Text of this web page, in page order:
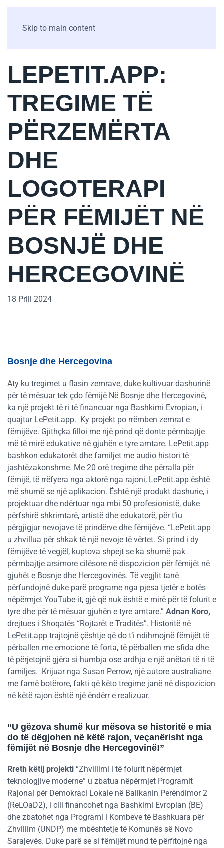
Skip to main content
LEPETIT.APP:
TREGIME TË
PËRZEMËRTA
DHE
LOGOTERAPI
PËR FËMIJËT NË
BOSNJË DHE
HERCEGOVINË
18 Prill 2024
Bosnje dhe Hercegovina
Aty ku tregimet u flasin zemrave, duke kultivuar dashurinë
për të mësuar tek çdo fëmijë Në Bosnje dhe Hercegovinë,
ka një projekt të ri të financuar nga Bashkimi Evropian, i
quajtur LePetit.app. Ky projekt po rrëmben zemrat e
fëmijëve. Gjithçka filloi me një prind që donte përmbajtje
më të mirë edukative në gjuhën e tyre amtare. LePetit.app
bashkon edukatorët dhe familjet me audio histori të
jashtëzakonshme. Me 20 orë tregime dhe përralla për
fëmijë, të rrëfyera nga aktorë nga rajoni, LePetit.app është
më shumë se një aplikacion. Është një produkt dashurie, i
projektuar dhe ndërtuar nga mbi 50 profesionistë, duke
përfshirë shkrimtarë, artistë dhe edukatorë, për t’iu
përgjigjur nevojave të prindërve dhe fëmijëve. “LePetit.app
u zhvillua për shkak të një nevoje të vërtet. Si prind i dy
fëmijëve të vegjël, kuptova shpejt se ka shumë pak
përmbajtje arsimore cilësore në dispozicion për fëmijët në
gjuhët e Bosnje dhe Hercegovinës. Të vegjlit tanë
përfundojnë duke parë programe nga pjesa tjetër e botës
nëpërmjet YouTube-it, gjë që nuk është e mirë për të folurit e
tyre dhe për të mësuar gjuhën e tyre amtare.” Adnan Koro,
drejtues i Shoqatës “Rojtarët e Traditës”. Historitë në
LePetit.app trajtojnë çështje që do t’i ndihmojnë fëmijët të
përballen me emocione të forta, të përballen me sfida dhe
të përjetojnë gjëra si humbja ose ardhja e një anëtari të ri të
familjes. Krijuar nga Susan Perrow, një autore australiane
me famë botërore, fakti që këto tregime janë në dispozicion
në këtë rajon është një ëndërr e realizuar.
“U gëzova shumë kur mësova se historitë e mia
do të dëgjohen në këtë rajon, veçanërisht nga
fëmijët në Bosnje dhe Hercegovinë!”
Rreth këtij projekti “Zhvillimi i të folurit nëpërmjet
teknologjive moderne” u zbatua nëpërmjet Programit
Rajonal për Demokraci Lokale në Ballkanin Perëndimor 2
(ReLOaD2), i cili financohet nga Bashkimi Evropian (BE)
dhe zbatohet nga Programi i Kombeve të Bashkuara për
Zhvillim (UNDP) me mbështetje të Komunës së Novo
Sarajevës. Duke parë se si fëmijët mund të përfitojnë nga